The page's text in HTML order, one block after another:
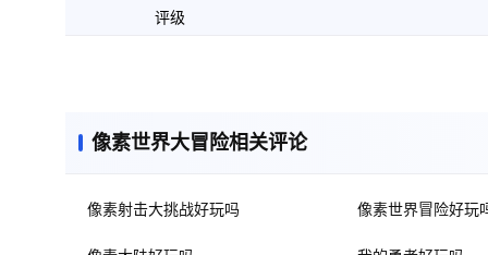
评级
像素世界大冒险相关评论
像素射击大挑战好玩吗 像素世界冒险好玩